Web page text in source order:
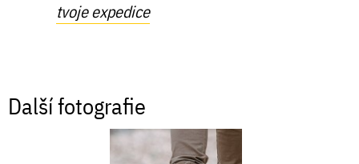
tvoje expedice
Další fotografie